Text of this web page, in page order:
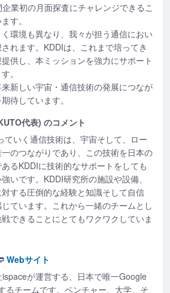
業初の月面探査にチャレンジできるこ
す。
環境も異なり、我々が担う通信におい
れます。KDDIは、これまで培ってき
供し、本ミッションを強力にサポート
。
新しい宇宙・通信技術の発展につなが
待しています。
代表) のコメント
ていく通信技術は、宇宙そして、ロー
のつながりであり、この技術を日本の
るKDDIに技術的なサポートをしても
いです。KDDI研究所の施設や設備、
する圧倒的な経験と知識そして自信
ています。これから一緒のチームとし
できることにとてもワクワクしていま
Webサイト
が運営する、日本で唯一Google
るチームです。ベンチャー、大学、そ